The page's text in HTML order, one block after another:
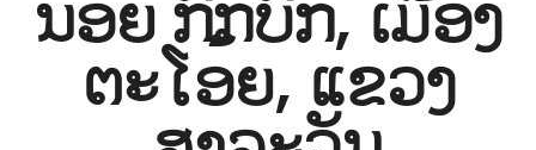
ນ້ອຍ ກົກບົກ, ເມືອງ
ຕະໂອ້ຍ, ແຂວງ